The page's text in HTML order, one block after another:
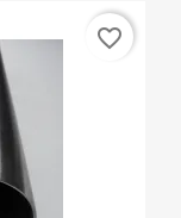
favorite_border